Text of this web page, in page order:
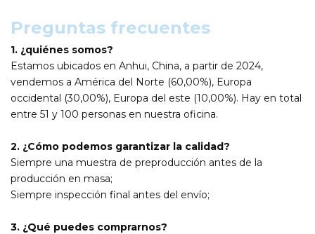
Preguntas frecuentes
1. ¿quiénes somos?
Estamos ubicados en Anhui, China, a partir de 2024,
vendemos a América del Norte (60,00%), Europa
occidental (30,00%), Europa del este (10,00%). Hay en total
entre 51 y 100 personas en nuestra oficina.
2. ¿Cómo podemos garantizar la calidad?
Siempre una muestra de preproducción antes de la
producción en masa;
Siempre inspección final antes del envío;
3. ¿Qué puedes comprarnos?